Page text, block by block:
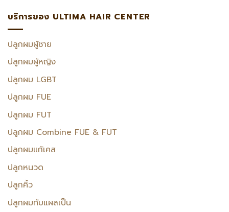
บริการของ ULTIMA HAIR CENTER
ปลูกผมผู้ชาย
ปลูกผมผู้หญิง
ปลูกผม LGBT
ปลูกผม FUE
ปลูกผม FUT
ปลูกผม Combine FUE & FUT
ปลูกผมแก้เคส
ปลูกหนวด
ปลูกคิ้ว
ปลูกผมทับแผลเป็น